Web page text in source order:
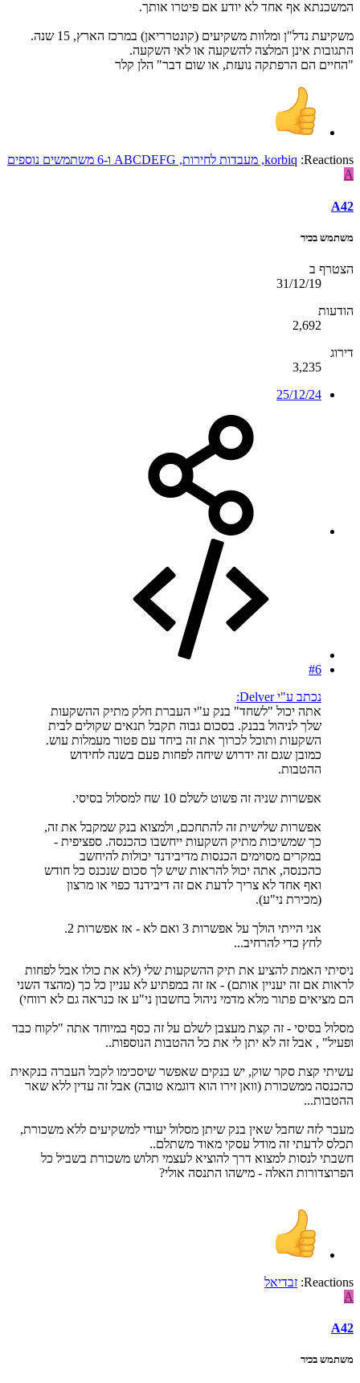
המשכנתא אף אחד לא יודע אם פיטרו אותך.
משקיעת נדל"ן ומלוות משקיעים (קונטרריאן) במרכז הארץ, 15 שנה.
התגובות אינן המלצה להשקעה או לאי השקעה.
"החיים הם הרפתקה נועזת, או שום דבר" הלן קלר
Reactions:
korbiq
, מעבדות לחירות,
ABCDEFG ו-6 משתמשים נוספים
A
A42
משתמש בכיר
הצטרף ב
31/12/19
הודעות
2,692
דירוג
3,235
25/12/24
#6
נכתב ע"י Delver:
אתה יכול "לשחד" בנק ע"י העברת חלק מתיק ההשקעות
שלך לניהול בבנק. בסכום גבוה תקבל תנאים שקולים לבית
השקעות ותוכל לכרוך את זה ביחד עם פטור מעמלות עוש.
כמובן שגם זה ידרוש שיחה לפחות פעם בשנה לחידוש
ההטבות.
אפשרות שניה זה פשוט לשלם 10 שח למסלול בסיסי.
אפשרות שלישית זה להתחכם, ולמצוא בנק שמקבל את זה,
כך שמשיכות מתיק השקעות ייחשבו כהכנסה. ספציפית -
במקרים מסוימים הכנסות מדיבידנד יכולות להיחשב
כהכנסה, אתה יכול להראות שיש לך סכום שנכנס כל חודש
ואף אחד לא צריך לדעת אם זה דיבידנד כפוי או מרצון
(מכירת ני"ע).
אני הייתי הולך על אפשרות 3 ואם לא - אז אפשרות 2.
לחץ כדי להרחיב...
ניסיתי האמת להציע את תיק ההשקעות שלי (לא את כולו אבל לפחות
לראות אם זה יעניין אותם) - אז זה במפתיע לא עניין כל כך (מהצד השני
הם מציאים פתור מלא מדמי ניהול בחשבון ני"ע אז כנראה גם לא רווחי)
מסלול בסיסי - זה קצת מעצבן לשלם על זה כסף במיוחד אתה "לקוח כבד
ופעיל" , אבל זה לא יתן לי את כל ההטבות הנוספות..
עשיתי קצת סקר שוק, יש בנקים שאפשר שיסכימו לקבל העברה בנקאית
כהכנסה ממשכורת (וואן זירו הוא דוגמא טובה) אבל זה עדין ללא שאר
ההטבות...
מעבר לזה שחבל שאין בנק שיתן מסלול יעודי למשקיעים ללא משכורת,
תכלס לדעתי זה מודל עסקי מאוד משתלם..
חשבתי לנסות למצוא דרך להוציא לעצמי תלוש משכורת בשביל כל
הפרוצדורות האלה - מישהו התנסה אולי?
Reactions: זבדיאל
A
A42
משתמש בכיר